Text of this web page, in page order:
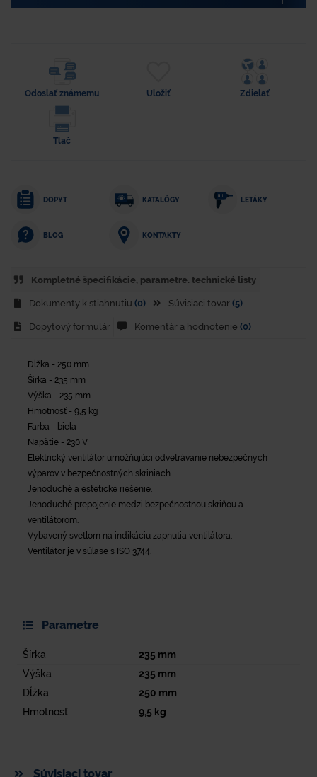
Odoslať známemu Uložiť Zdielať
Tlač
DOPYT KATALÓGY LETÁKY
BLOG KONTAKTY
Kompletné špecifikácie, parametre. technické listy
Dokumenty k stiahnutiu (0) Súvisiaci tovar (5)
Dopytový formulár Komentár a hodnotenie (0)
Dĺžka - 250 mm
Šírka - 235 mm
Výška - 235 mm
Hmotnosť - 9,5 kg
Farba - biela
Napätie - 230 V
Elektrický ventilátor umožňujúci odvetrávanie nebezpečných
výparov v bezpečnostných skriniach.
Jenoduché a estetické riešenie.
Jenoduché prepojenie medzi bezpečnostnou skriňou a
ventilátorom.
Vybavený svetlom na indikáciu zapnutia ventilátora.
Ventilátor je v súlase s ISO 3744.
Parametre
Šírka 235 mm
Výška
235 mm
Dĺžka
250 mm
Hmotnosť
9,5 kg
Súvisiaci tovar